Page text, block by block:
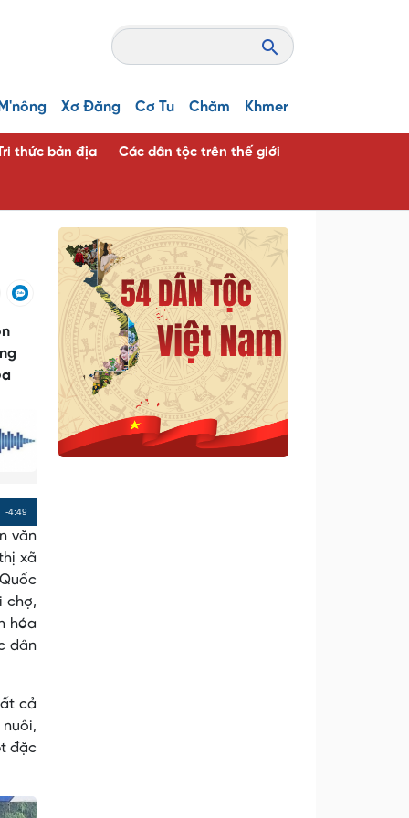
Xơ Đăng Cơ Tu Chăm Khmer
thức bản địa Các dân tộc trên thế giới
Remaining
Time
-4:49
văn
xã
chợ,
hóa
dân
cả
đặc